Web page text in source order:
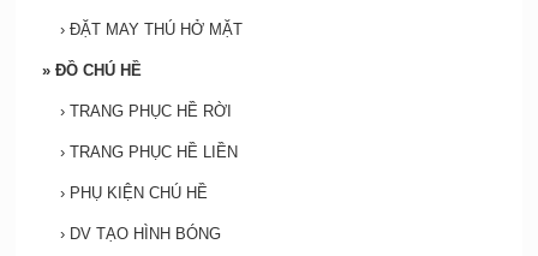
› ĐẶT MAY THÚ HỞ MẶT
» ĐỒ CHÚ HỀ
› TRANG PHỤC HỀ RỜI
› TRANG PHỤC HỀ LIỀN
› PHỤ KIỆN CHÚ HỀ
› DV TẠO HÌNH BÓNG